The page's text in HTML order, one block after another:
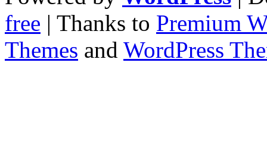
free | Thanks to Premium
Themes and WordPress